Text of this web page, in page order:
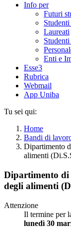
Info per
Futuri
Laureati
Enti e
Esse3
Rubrica
Webmail
App Uniba
Tu sei qui:
Home
Bandi di
Dipartimento
alimenti
Dipartimento di
degli alimenti
Attenzione
Il termine per
lunedì 30